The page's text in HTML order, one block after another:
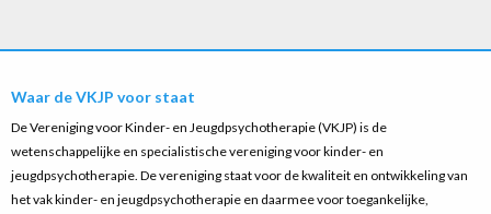
Waar de VKJP voor staat
De Vereniging voor Kinder- en Jeugdpsychotherapie (VKJP) is de
wetenschappelijke en specialistische vereniging voor kinder- en
jeugdpsychotherapie. De vereniging staat voor de kwaliteit en ontwikkeling van
het vak kinder- en jeugdpsychotherapie en daarmee voor toegankelijke,